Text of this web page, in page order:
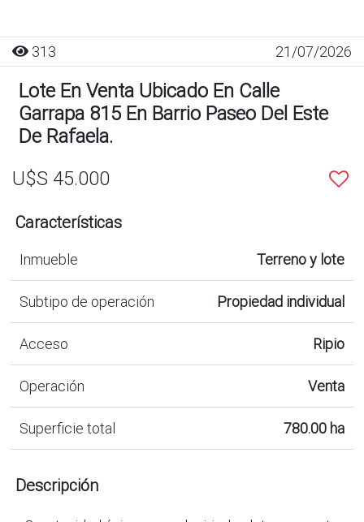
313 21/07/2026
Lote En Venta Ubicado En Calle
Garrapa 815 En Barrio Paseo Del Este
De Rafaela.
U$S 45.000
Características
Inmueble Terreno y lote
Subtipo de operación Propiedad individual
Acceso Ripio
Operación Venta
Superficie total 780.00 ha
Descripción